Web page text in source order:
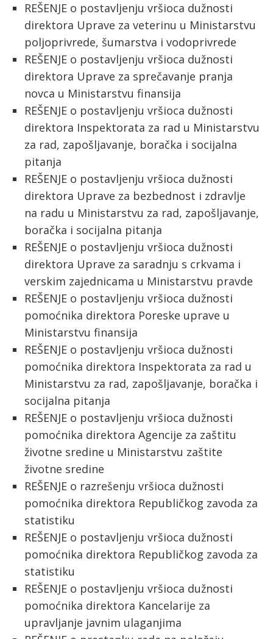
REŠENJE o postavljenju vršioca dužnosti
direktora Uprave za veterinu u Ministarstvu
poljoprivrede, šumarstva i vodoprivrede
REŠENJE o postavljenju vršioca dužnosti
direktora Uprave za sprečavanje pranja
novca u Ministarstvu finansija
REŠENJE o postavljenju vršioca dužnosti
direktora Inspektorata za rad u Ministarstvu
za rad, zapošljavanje, boračka i socijalna
pitanja
REŠENJE o postavljenju vršioca dužnosti
direktora Uprave za bezbednost i zdravlje
na radu u Ministarstvu za rad, zapošljavanje,
boračka i socijalna pitanja
REŠENJE o postavljenju vršioca dužnosti
direktora Uprave za saradnju s crkvama i
verskim zajednicama u Ministarstvu pravde
REŠENJE o postavljenju vršioca dužnosti
pomoćnika direktora Poreske uprave u
Ministarstvu finansija
REŠENJE o postavljenju vršioca dužnosti
pomoćnika direktora Inspektorata za rad u
Ministarstvu za rad, zapošljavanje, boračka i
socijalna pitanja
REŠENJE o postavljenju vršioca dužnosti
pomoćnika direktora Agencije za zaštitu
životne sredine u Ministarstvu zaštite
životne sredine
REŠENJE o razrešenju vršioca dužnosti
pomoćnika direktora Republičkog zavoda za
statistiku
REŠENJE o postavljenju vršioca dužnosti
pomoćnika direktora Republičkog zavoda za
statistiku
REŠENJE o postavljenju vršioca dužnosti
pomoćnika direktora Kancelarije za
upravljanje javnim ulaganjima